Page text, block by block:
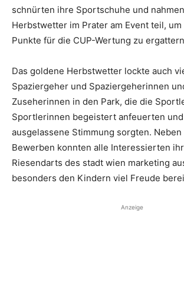
schnürten ihre Sportschuhe und
Herbstwetter im Prater am Event teil,
Punkte für die CUP-Wertung zu
Das goldene Herbstwetter lockte auch
Spaziergeher und Spaziergeherinnen
Zuseherinnen in den Park, die die
Sportlerinnen begeistert anfeuerten
ausgelassene Stimmung sorgten.
Bewerben konnten alle Interessierten
Riesendarts des stadt wien marketing
besonders den Kindern viel Freude
Anzeige